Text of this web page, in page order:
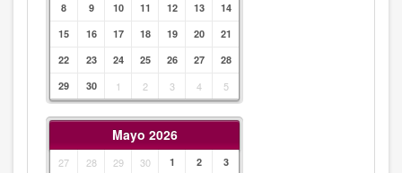
8
9 10 11 12 13
14
15
16 17 18 19 20
21
22
23 24 25 26 27
28
29
30 1 2 3 4 5
Mayo 2026
27 28 29 30 1 2
3